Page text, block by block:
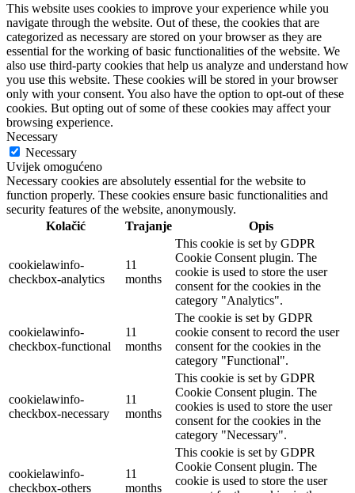
This website uses cookies to improve your experience while you
navigate through the website. Out of these, the cookies that are
categorized as necessary are stored on your browser as they are
essential for the working of basic functionalities of the website. We
also use third-party cookies that help us analyze and understand how
you use this website. These cookies will be stored in your browser
only with your consent. You also have the option to opt-out of these
cookies. But opting out of some of these cookies may affect your
browsing experience.
Necessary
Necessary
Uvijek omogućeno
Necessary cookies are absolutely essential for the website to
function properly. These cookies ensure basic functionalities and
security features of the website, anonymously.
Kolačić
Trajanje Opis
cookielawinfo-
checkbox-analytics
11
months
This cookie is set by GDPR
Cookie Consent plugin. The
cookie is used to store the user
consent for the cookies in the
category "Analytics".
cookielawinfo-
checkbox-functional
11
months
The cookie is set by GDPR
cookie consent to record the user
consent for the cookies in the
category "Functional".
cookielawinfo-
checkbox-necessary
11
months
This cookie is set by GDPR
Cookie Consent plugin. The
cookies is used to store the user
consent for the cookies in the
category "Necessary".
cookielawinfo-
checkbox-others
11
months
This cookie is set by GDPR
Cookie Consent plugin. The
cookie is used to store the user